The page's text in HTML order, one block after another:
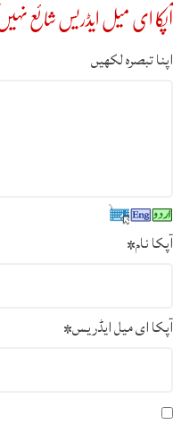
آپکا ای میل ایڈریس شائع
اپنا تبصرہ لکھیں
آپکا نام*
آپکا ای میل ایڈریس*